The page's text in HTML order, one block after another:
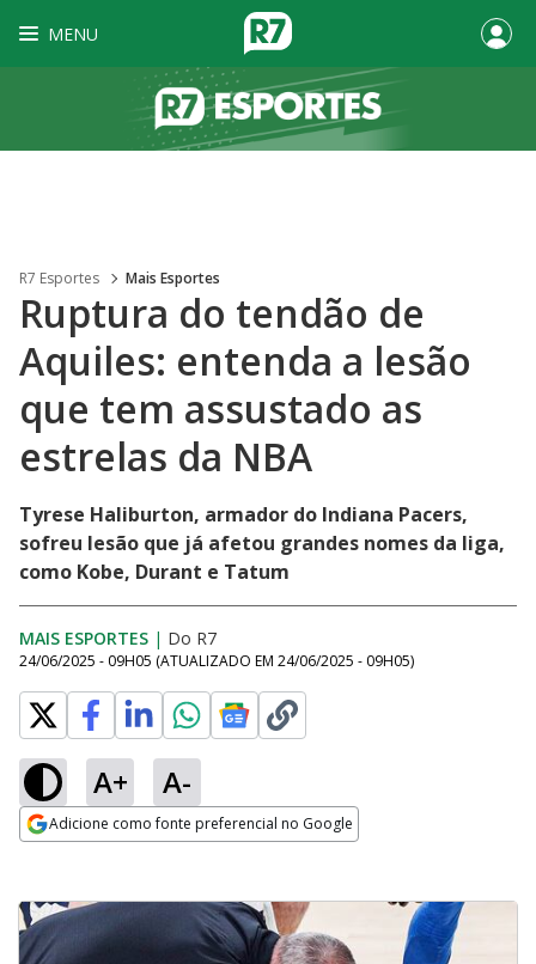
MENU
R7 Esportes Mais Esportes
Ruptura do tendão de
Aquiles: entenda a lesão
que tem assustado as
estrelas da NBA
Tyrese Haliburton, armador do Indiana Pacers,
sofreu lesão que já afetou grandes nomes da liga,
como Kobe, Durant e Tatum
MAIS ESPORTES | Do R7
24/06/2025 - 09H05 (ATUALIZADO EM 24/06/2025 - 09H05)
A+ A-
Adicione como fonte preferencial no Google